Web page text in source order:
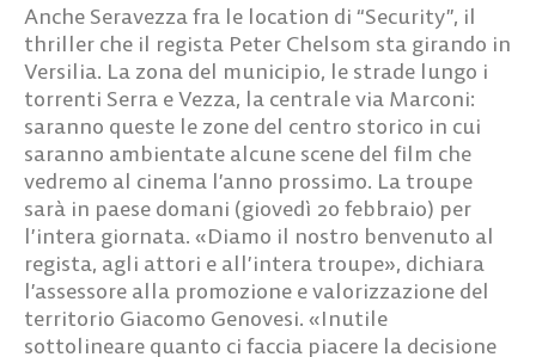
Anche Seravezza fra le location di “Security”, il
thriller che il regista Peter Chelsom sta girando in
Versilia. La zona del municipio, le strade lungo i
torrenti Serra e Vezza, la centrale via Marconi:
saranno queste le zone del centro storico in cui
saranno ambientate alcune scene del film che
vedremo al cinema l’anno prossimo. La troupe
sarà in paese domani (giovedì 20 febbraio) per
l’intera giornata. «Diamo il nostro benvenuto al
regista, agli attori e all’intera troupe», dichiara
l’assessore alla promozione e valorizzazione del
territorio Giacomo Genovesi. «Inutile
sottolineare quanto ci faccia piacere la decisione